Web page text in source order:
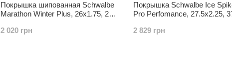
Покрышка шипованная Schwalbe
Marathon Winter Plus, 26x1.75, 200
2 020 грн
Покрышка Schwalbe Ice
Pro Perfomance, 27.5x2.25,
2 829 грн